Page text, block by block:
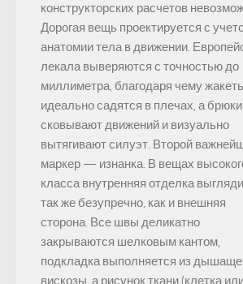
конструкторских расчетов
Дорогая вещь проектируется с
анатомии тела в движении.
лекала выверяются с точностью до
миллиметра, благодаря чему
идеально садятся в плечах, а
сковывают движений и визуально
вытягивают силуэт. Второй
маркер — изнанка. В вещах
класса внутренняя отделка
так же безупречно, как и внешняя
сторона. Все швы деликатно
закрываются шелковым кантом,
подкладка выполняется из
вискозы, а рисунок ткани (клетка